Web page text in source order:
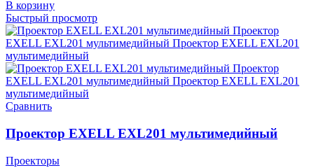
В корзину
Быстрый просмотр
Сравнить
Проектор EXELL EXL201 мультимедийный
Проекторы